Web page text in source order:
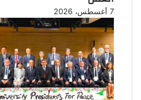
7 أغسطس، 2026